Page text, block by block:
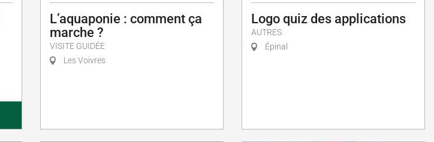
L’aquaponie : comment ça
marche ?
VISITE GUIDÉE
Les Voivres
Logo quiz des applications
AUTRES
Épinal